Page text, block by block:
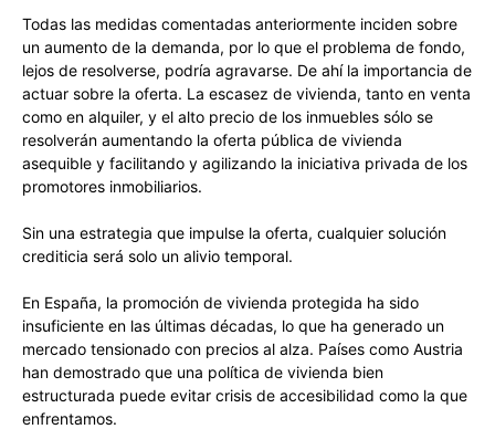
Todas las medidas comentadas anteriormente inciden sobre
un aumento de la demanda, por lo que el problema de fondo,
lejos de resolverse, podría agravarse. De ahí la importancia de
actuar sobre la oferta. La escasez de vivienda, tanto en venta
como en alquiler, y el alto precio de los inmuebles sólo se
resolverán aumentando la oferta pública de vivienda
asequible y facilitando y agilizando la iniciativa privada de los
promotores inmobiliarios.
Sin una estrategia que impulse la oferta, cualquier solución
crediticia será solo un alivio temporal.
En España, la promoción de vivienda protegida ha sido
insuficiente en las últimas décadas, lo que ha generado un
mercado tensionado con precios al alza. Países como Austria
han demostrado que una política de vivienda bien
estructurada puede evitar crisis de accesibilidad como la que
enfrentamos.